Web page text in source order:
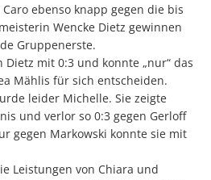
ebenso knapp gegen die bis
Wencke Dietz gewinnen
Gruppenerste.
mit 0:3 und konnte „nur“ das
Mählis für sich entscheiden.
leider Michelle. Sie zeigte
und verlor so 0:3 gegen Gerloff
gegen Markowski konnte sie mit
Leistungen von Chiara und